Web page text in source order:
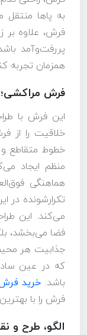
به پاها
فرش، علاوه بر
پررفت‌وآمد
همزمان تجربه
فرش
این فرش با
خلاقیت را از
خطوط متقاطع
منظم ایجاد
هماهنگی
تکرارشونده در
می‌کند. این
فضا می‌بخشد،
جذابیت هر
که در عین
باشد. خرید فرش
فرش را با
الگو، طرح